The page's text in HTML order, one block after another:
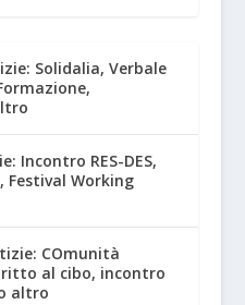
Solidalia, Verbale
Incontro RES-DES,
Festival Working
COmunità
al cibo, incontro
altro